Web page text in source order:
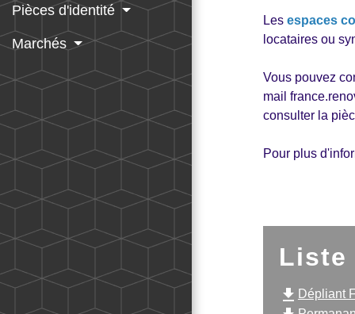
Pièces d'identité
Marchés
Les espaces
locataires ou
Vous pouvez
mail
consulter la
Pour plus
Liste
file_download Dépliant